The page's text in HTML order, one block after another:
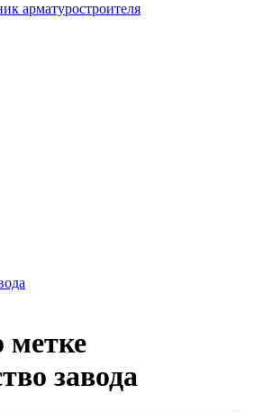
арматуростроителя
метке
завода